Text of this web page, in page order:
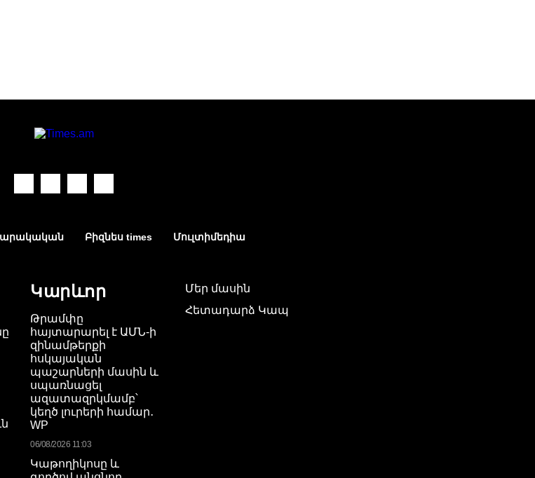
Բիզնես times Մուլտիմեդիա
Կարևոր
Թրամփը
հայտարարել է ԱՄՆ-ի
զինամթերքի
հսկայական
պաշարների մասին և
սպառնացել
ազատազրկմամբ՝
կեղծ լուրերի համար․
WP
06/08/2026 11:03
Կաթողիկոսը և
Մեր մասին
Հետադարձ Կապ